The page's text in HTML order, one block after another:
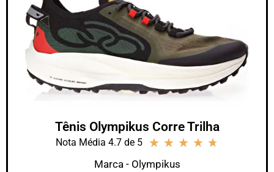
Tênis Olympikus Corre Trilha
Nota Média 4.7 de 5 ★ ★ ★ ★ ★
Marca - Olympikus